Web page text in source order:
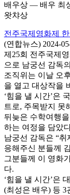
배우상 ― 배우 최
왓챠상
전주국제영화제
(연합뉴스) 2024-
제25회 전주국제
으로 남궁선 감독
조직위는 이날 오
을 열고 대상작을
‘힘을 낼 시간’은
트로, 주목받지 못
뒤늦은 수학여행
하는 여정을 담았
남궁선 감독은 “취
응해주신 분들께
그분들께 이 영화
다.
‘힘을 낼 시간’은
(최성은 배우) 등 3